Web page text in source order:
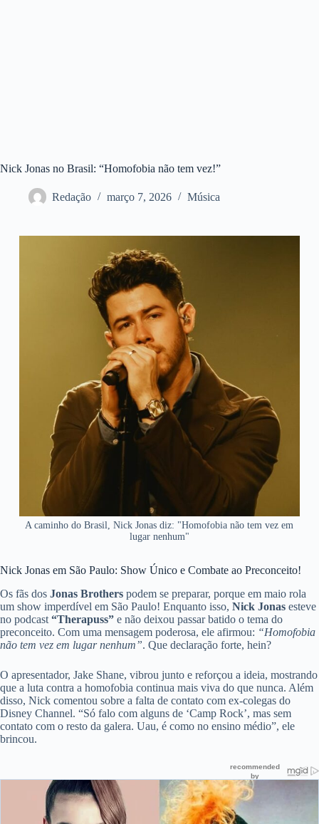
Nick Jonas no Brasil: “Homofobia não tem vez!”
Redação março 7, 2026 Música
A caminho do Brasil, Nick Jonas diz: "Homofobia não tem vez em
lugar nenhum"
Nick Jonas em São Paulo: Show Único e Combate ao Preconceito!
Os fãs dos Jonas Brothers podem se preparar, porque em maio rola
um show imperdível em São Paulo! Enquanto isso, Nick Jonas esteve
no podcast “Therapuss” e não deixou passar batido o tema do
preconceito. Com uma mensagem poderosa, ele afirmou: “Homofobia
não tem vez em lugar nenhum”. Que declaração forte, hein?
O apresentador, Jake Shane, vibrou junto e reforçou a ideia, mostrando
que a luta contra a homofobia continua mais viva do que nunca. Além
disso, Nick comentou sobre a falta de contato com ex-colegas do
Disney Channel. “Só falo com alguns de ‘Camp Rock’, mas sem
contato com o resto da galera. Uau, é como no ensino médio”, ele
brincou.